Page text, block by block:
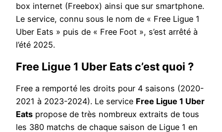
box internet (Freebox) ainsi que sur smartphone.
Le service, connu sous le nom de « Free Ligue 1
Uber Eats » puis de « Free Foot », s’est arrêté à
l’été 2025.
Free Ligue 1 Uber Eats c’est quoi ?
Free a remporté les droits pour 4 saisons (2020-
2021 à 2023-2024). Le service Free Ligue 1 Uber
Eats propose de très nombreux extraits de tous
les 380 matchs de chaque saison de Ligue 1 en